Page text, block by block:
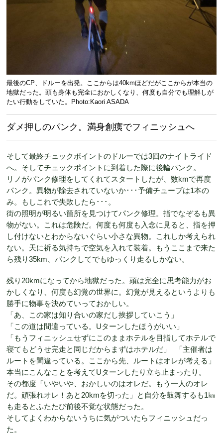
最後のCP、ドルーを出発。ここからは40kmほどだがここからが本当の
地獄だった。頭も身体も完全におかしくなり、何度も自分でも理解しが
たい行動をしていた。Photo:Kaori ASADA
ダメ押しのパンク。満身創痍でフィニッシュへ
そして最終チェックポイントのドルーでは3回のナイトライド
へ。そしてチェックポイントに到着した際に後輪パンク。
リノがパンク修理をしてくれてスタートしたが、数kmで再度
パンク。異物が除去されていないか･･･予備チューブは1本の
み。もしこれで失敗したら･･･。
街の照明が明るい箇所を見つけてパンク修理。指でなぞるも異
物がない。これは危険だ。何度も何度も入念に見ると、指を押
し付けないとわからないぐらい小さな異物。これしか考えられ
ない。天に祈る気持ちで空気を入れて装着。もうここまで来た
ら残り35km、パンクしてでもゆっくり走るしかない。
残り20kmになってから地獄だった。頭は完全に思考能力がお
かしくなり、何度も幻覚の世界に。幻覚が見えるというよりも
勝手に物事を決めていっておかしい。
「あ、この家は知り合いの家だし挨拶していこう」
「この道は間違っている。Uターンしたほうがいい」
「もうフィニッシュせずにこのままホテルを目指してホテルで
寝てもどうせ完走と同じだからまずはホテルだ」 「主催者は
ルートを間違っている。ここから先、ルートはオレが考える」
本当にこんなことを考えてUターンしたり立ち止まったり。
その都度「いやいや、おかしいのはオレだ。もう一人のオレ
だ。頑張れオレ！あと20kmを切った」と自分を鼓舞するも1㎞
も走るとふたたび前後不覚な状態だった。
そしてよくわからないうちに気がついたらフィニッシュだっ
た。